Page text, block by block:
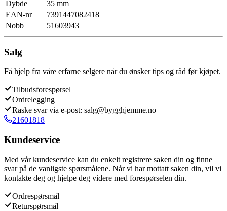
Dybde
35 mm
EAN-nr
7391447082418
Nobb
51603943
Salg
Få hjelp fra våre erfarne selgere når du ønsker tips og råd før kjøpet.
Tilbudsforespørsel
Ordrelegging
Raske svar via e-post: salg@bygghjemme.no
21601818
Kundeservice
Med vår kundeservice kan du enkelt registrere saken din og finne
svar på de vanligste spørsmålene. Når vi har mottatt saken din, vil vi
kontakte deg og hjelpe deg videre med forespørselen din.
Ordrespørsmål
Returspørsmål